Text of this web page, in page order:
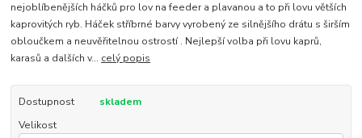
nejoblíbenějších háčků pro lov na feeder a plavanou a to při lovu větších
kaprovitých ryb. Háček stříbrné barvy vyrobený ze silnějšího drátu s širším
obloučkem a neuvěřitelnou ostrostí . Nejlepší volba při lovu kaprů,
karasů a dalších v... celý popis
Dostupnost
skladem
Velikost